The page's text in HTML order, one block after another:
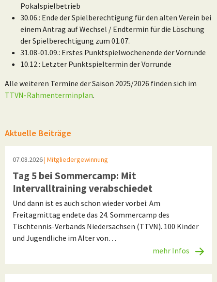
Pokalspielbetrieb
30.06.: Ende der Spielberechtigung für den alten Verein bei
einem Antrag auf Wechsel / Endtermin für die Löschung
der Spielberechtigung zum 01.07.
31.08-01.09.: Erstes Punktspielwochenende der Vorrunde
10.12.: Letzter Punktspieltermin der Vorrunde
Alle weiteren Termine der Saison 2025/2026 finden sich im
TTVN-Rahmenterminplan.
Aktuelle Beiträge
07.08.2026| Mitgliedergewinnung
Tag 5 bei Sommercamp: Mit
Intervalltraining verabschiedet
Und dann ist es auch schon wieder vorbei: Am
Freitagmittag endete das 24. Sommercamp des
Tischtennis-Verbands Niedersachsen (TTVN). 100 Kinder
und Jugendliche im Alter von…
mehr Infos